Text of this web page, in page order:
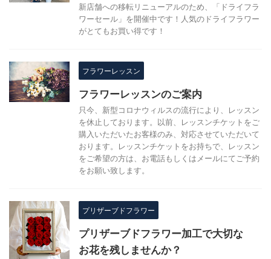
新店舗への移転リニューアルのため、「ドライフラ
ワーセール」を開催中です！人気のドライフラワー
がとてもお買い得です！
フラワーレッスン
フラワーレッスンのご案内
只今、新型コロナウィルスの流行により、レッスン
を休止しております。以前、レッスンチケットをご
購入いただいたお客様のみ、対応させていただいて
おります。レッスンチケットをお持ちで、レッスン
をご希望の方は、お電話もしくはメールにてご予約
をお願い致します。
プリザーブドフラワー
プリザーブドフラワー加工で大切な
お花を残しませんか？